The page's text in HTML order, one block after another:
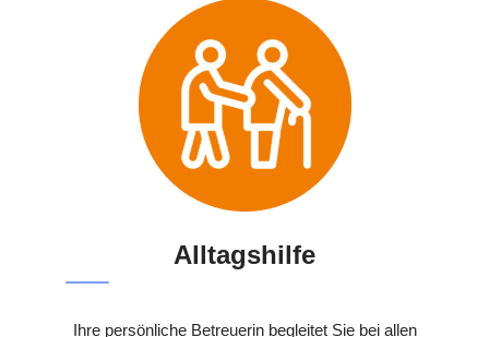
Alltagshilfe
Ihre persönliche Betreuerin begleitet Sie bei allen